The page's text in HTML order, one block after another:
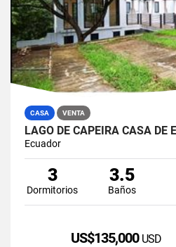
CASA VENTA
LAGO DE CAPEIRA CASA DE
Ecuador
3
Dormitorios
3.5
Baños
US$135,000 USD